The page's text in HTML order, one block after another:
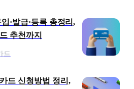
·발급·등록 총정리,
추천까지
드
드 신청방법 정리,